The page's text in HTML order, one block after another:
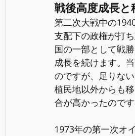
戦後高度成長と
第二次大戦中の
支配下の政権が打
国の一部として戦
成長を続けます。
のですが、足りな
植民地以外からも
合が高かったのです
1973年の第一次オ